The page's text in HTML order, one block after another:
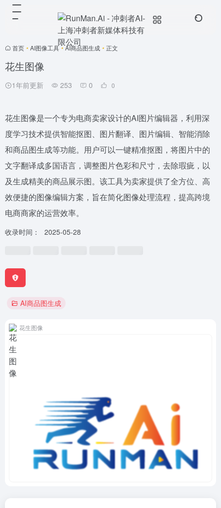
首页 • AI图像工具 • AI商品图生成 • 正文
花生图像
1年前更新 253 0 0
花生图像是一个专为电商卖家设计的AI图片编辑器，利用深
度学习技术提供智能抠图、图片翻译、图片编辑、智能消除
和商品图生成等功能。用户可以一键精准抠图，将图片中的
文字翻译成多国语言，调整图片色彩和尺寸，去除瑕疵，以
及生成精美的商品展示图。该工具为卖家提供了全方位、高
效便捷的图像编辑方案，旨在简化图像处理流程，提高跨境
电商商家的运营效率。
收录时间： 2025-05-28
AI商品图生成
花生图像